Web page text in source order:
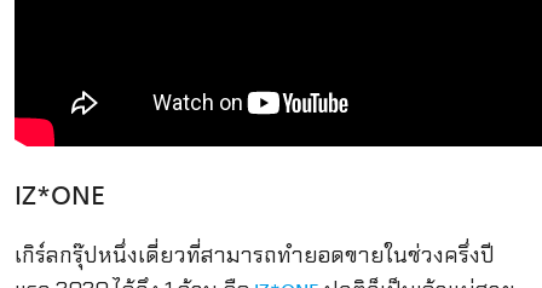
IZ*ONE
เกิร์ลกรุ๊ปหนึ่งเดี่ยวที่สามารถทำยอดขายในช่วงครึ่งปี